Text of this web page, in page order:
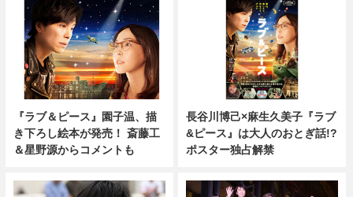
『ラブ＆ピース』園子温、描
き下ろし絵本が発売！ 斎藤工
＆星野源からコメントも
長谷川博己×麻生久美子『ラブ
&ピース』は大人のおとぎ話!?
ポスター独占解禁